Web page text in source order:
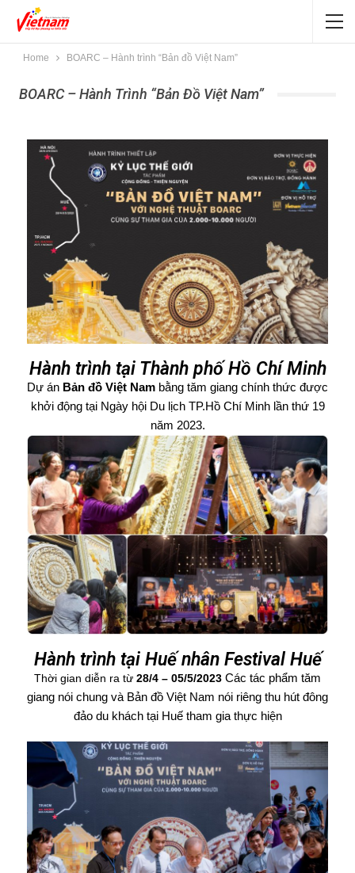
Home BOARC – Hành trình “Bản đồ Việt Nam”
BOARC – Hành Trình “Bản Đồ Việt Nam”
Hành trình tại Thành phố Hồ Chí Minh
Dự án Bản đồ Việt Nam bằng tăm giang chính thức được
khởi động tại Ngày hội Du lịch TP.Hồ Chí Minh lần thứ 19
năm 2023.
Hành trình tại Huế nhân Festival Huế
Thời gian diễn ra từ 28/4 – 05/5/2023 Các tác phẩm tăm
giang nói chung và Bản đồ Việt Nam nói riêng thu hút đông
đảo du khách tại Huế tham gia thực hiện